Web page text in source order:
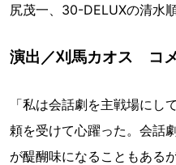
尻茂一、30-DELUXの清水
演出／刈馬カオス コ
「私は会話劇を主戦場にし
頼を受けて心躍った。会話
が醍醐味になることもある